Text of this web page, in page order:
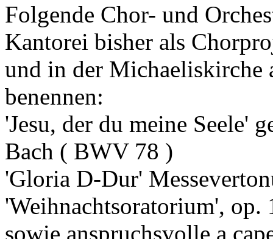
Folgende Chor- und
Kantorei bisher als
und in der Michaeliskirche
benennen:
'Jesu, der du meine Seele'
Bach ( BWV 78 )
'Gloria D-Dur'
'Weihnachtsoratorium', op.
sowie anspruchsvolle a